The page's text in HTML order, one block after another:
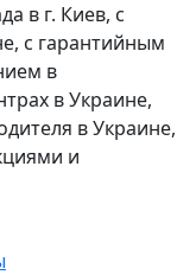
в г. Киев, с
с гарантийным
в
в Украине,
в Украине,
и